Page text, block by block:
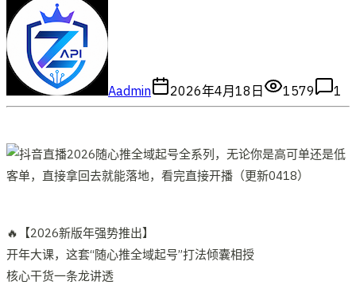
Aadmin 2026年4月18日 1579 1
🔥【2026新版年强势推出】
开年大课，这套“随心推全域起号”打法倾囊相授
核心干货一条龙讲透